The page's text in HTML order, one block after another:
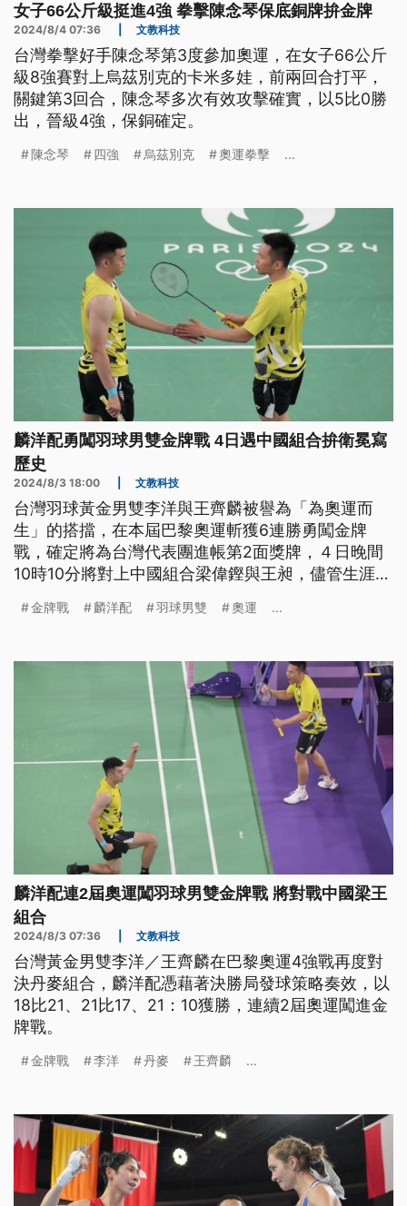
女子66公斤級挺進4強 拳擊陳念琴保底銅牌拚金牌
2024/8/4 07:36 文教科技
台灣拳擊好手陳念琴第3度參加奧運，在女子66公斤
級8強賽對上烏茲別克的卡米多娃，前兩回合打平，
關鍵第3回合，陳念琴多次有效攻擊確實，以5比0勝
出，晉級4強，保銅確定。
陳念琴 四強 烏茲別克 奧運拳擊 ...
麟洋配勇闖羽球男雙金牌戰 4日遇中國組合拚衛冕寫
歷史
2024/8/3 18:00 文教科技
台灣羽球黃金男雙李洋與王齊麟被譽為「為奧運而
生」的搭擋，在本屆巴黎奧運斬獲6連勝勇闖金牌
戰，確定將為台灣代表團進帳第2面獎牌，４日晚間
10時10分將對上中國組合梁偉鏗與王昶，儘管生涯交
連霸的紀錄。
金牌戰 麟洋配 羽球男雙 奧運 ...
麟洋配連2屆奧運闖羽球男雙金牌戰 將對戰中國梁王
組合
2024/8/3 07:36 文教科技
台灣黃金男雙李洋／王齊麟在巴黎奧運4強戰再度對
決丹麥組合，麟洋配憑藉著決勝局發球策略奏效，以
18比21、21比17、21：10獲勝，連續2屆奧運闖進金
牌戰。
金牌戰 李洋 丹麥 王齊麟 ...